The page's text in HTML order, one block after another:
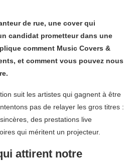
de rue, une cover qui
candidat prometteur dans une
comment Music Covers &
et comment vous pouvez nous
suit les artistes qui gagnent à être
pas de relayer les gros titres :
des prestations live
qui méritent un projecteur.
attirent notre